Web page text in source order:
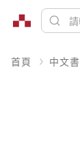
首頁 中文書